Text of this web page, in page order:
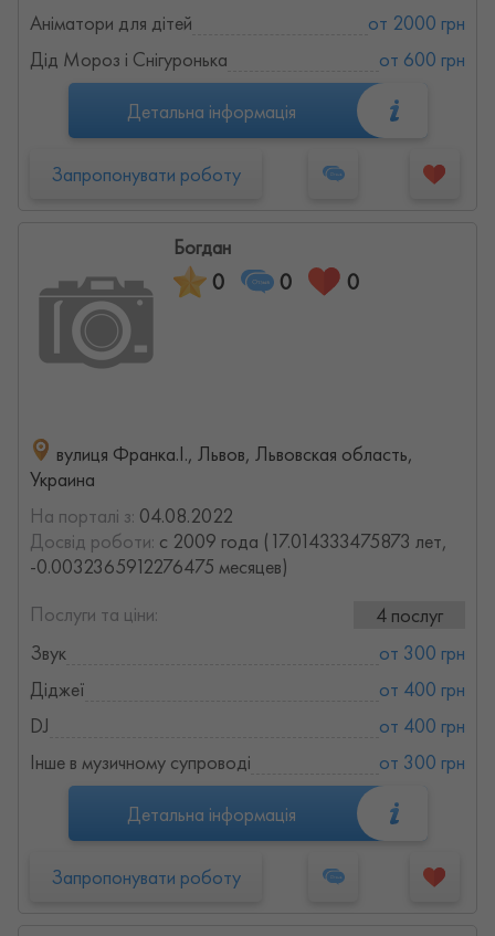
Аніматори для дітей
от 2000 грн
Дід Мороз і Снігуронька
от 600 грн
Детальна інформація
Запропонувати роботу
Богдан
0 0 0
вулиця Франка.І., Львов, Львовская область,
Украина
На порталі з: 04.08.2022
Досвід роботи: с 2009 года (17.014333475873 лет,
-0.0032365912276475 месяцев)
Послуги та ціни:
4 послуг
Звук
от 300 грн
Діджеї
от 400 грн
DJ
от 400 грн
Інше в музичному супроводі
от 300 грн
Детальна інформація
Запропонувати роботу